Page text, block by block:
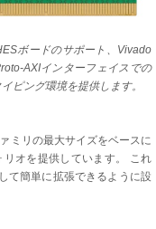
ボードのサポート、Vivado
AXIインターフェイスでの
ピング環境を提供します。
ミリの最大サイズをベースに
オを提供しています。 これ
て簡単に拡張できるように設